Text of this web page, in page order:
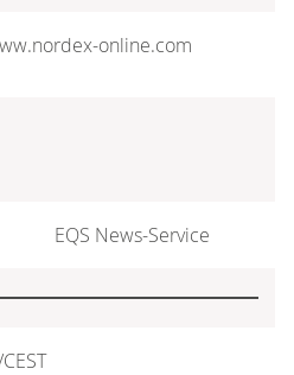
online.com
EQS News-Service